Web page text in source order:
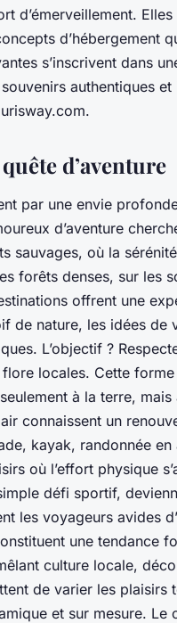
d’émerveillement.
d’hébergement
s’inscrivent dans
authentiques
d’aventure
par une envie
d’aventure
sauvages, où la
forêts denses, sur les
offrent une
de nature, les idées de
L’objectif ?
locales. Cette forme
à la terre, mais
connaissent un
kayak, randonnée
où l’effort physique
défi sportif,
les voyageurs avides
une tendance
culture locale,
de varier les plaisirs
et sur mesure. Le